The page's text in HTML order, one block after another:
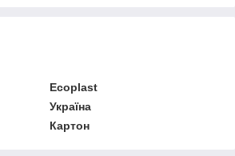
Ecoplast
Україна
Картон